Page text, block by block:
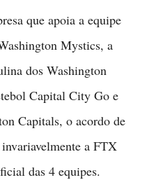
que apoia a equipe
Mystics, a
dos Washington
Capital City Go e
Capitals, o acordo de
a FTX
das 4 equipes.